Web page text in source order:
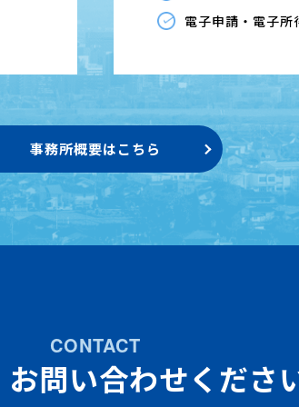
電子申請・電子所
事務所概要はこちら
CONTACT
お問い合わせくださ